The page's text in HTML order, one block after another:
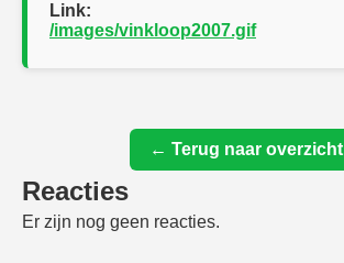
Link:
/images/vinkloop2007.gif
← Terug naar overzicht
Reacties
Er zijn nog geen reacties.